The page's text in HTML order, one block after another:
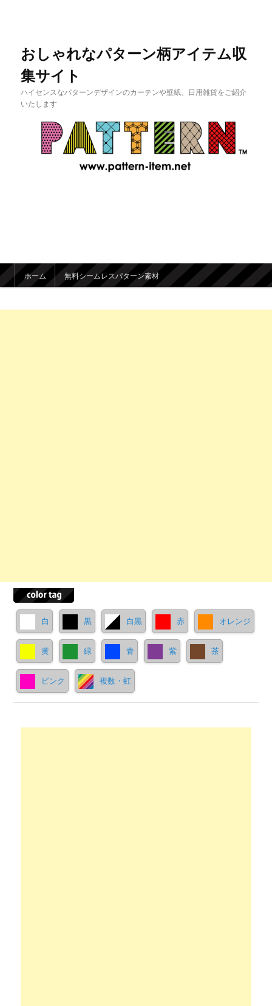
おしゃれなパターン柄アイテム収
集サイト
ハイセンスなパターンデザインのカーテンや壁紙、日用雑貨をご紹介
いたします
メインメニュー
メインコンテンツへ移動
サブコンテンツへ移動
ホーム 無料シームレスパターン素材
白 黒 白黒 赤 オレンジ
黄 緑 青 紫 茶
ピンク 複数・虹